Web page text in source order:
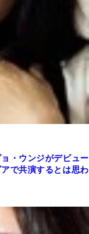
・ウンジがデビュー
で共演するとは思わ